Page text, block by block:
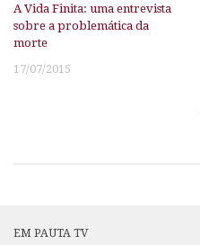
A Vida Finita: uma entrevista
sobre a problemática da
morte
17/07/2015
EM PAUTA TV